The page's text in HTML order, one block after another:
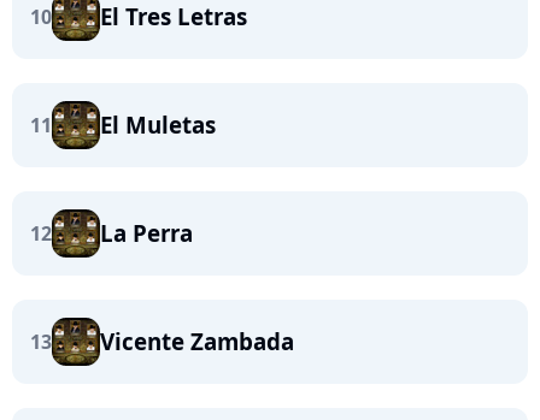
10 El Tres Letras
11 El Muletas
12 La Perra
13 Vicente Zambada